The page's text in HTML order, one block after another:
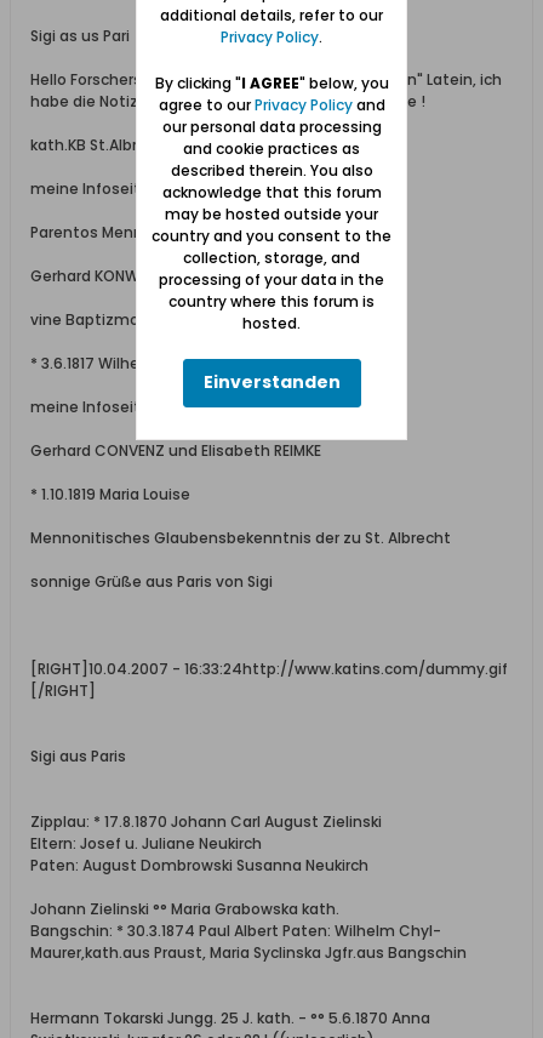
Sigi as us Pari
Hello Forschers, ein Zufallsfund ! Entschuldigt "mein" Latein, ich
habe die Notizen gemacht, wie ich sie lesen konnte !
kath.KB St.Albrecht( Praust-Danzig)
meine Infoseite # 50
Parentos Mennonista :
Gerhard KONWENTZ et Elisabeth nata RHEINKE
vine Baptizmo vocatur:
* 3.6.1817 Wilhelm Albert in St. Albrecht
meine Infoseite # 61
Gerhard CONVENZ und Elisabeth REIMKE
* 1.10.1819 Maria Louise
Mennonitisches Glaubensbekenntnis der zu St. Albrecht
sonnige Grüße aus Paris von Sigi
[RIGHT]10.04.2007 - 16:33:24http://www.katins.com/dummy.gif
[/RIGHT]
Sigi aus Paris
Zipplau: * 17.8.1870 Johann Carl August Zielinski
Eltern: Josef u. Juliane Neukirch
Paten: August Dombrowski Susanna Neukirch
Johann Zielinski °° Maria Grabowska kath.
Bangschin: * 30.3.1874 Paul Albert Paten: Wilhelm Chyl-
Maurer,kath.aus Praust, Maria Syclinska Jgfr.aus Bangschin
Hermann Tokarski Jungg. 25 J. kath. - °° 5.6.1870 Anna
additional details, refer to our
Privacy Policy.
By clicking "I AGREE" below, you
agree to ourPrivacy Policyand
our personal data processing
and cookie practices as
described therein. You also
acknowledge that this forum
may be hosted outside your
country and you consent to the
collection, storage, and
processing of your data in the
country where this forum is
hosted.
Einverstanden